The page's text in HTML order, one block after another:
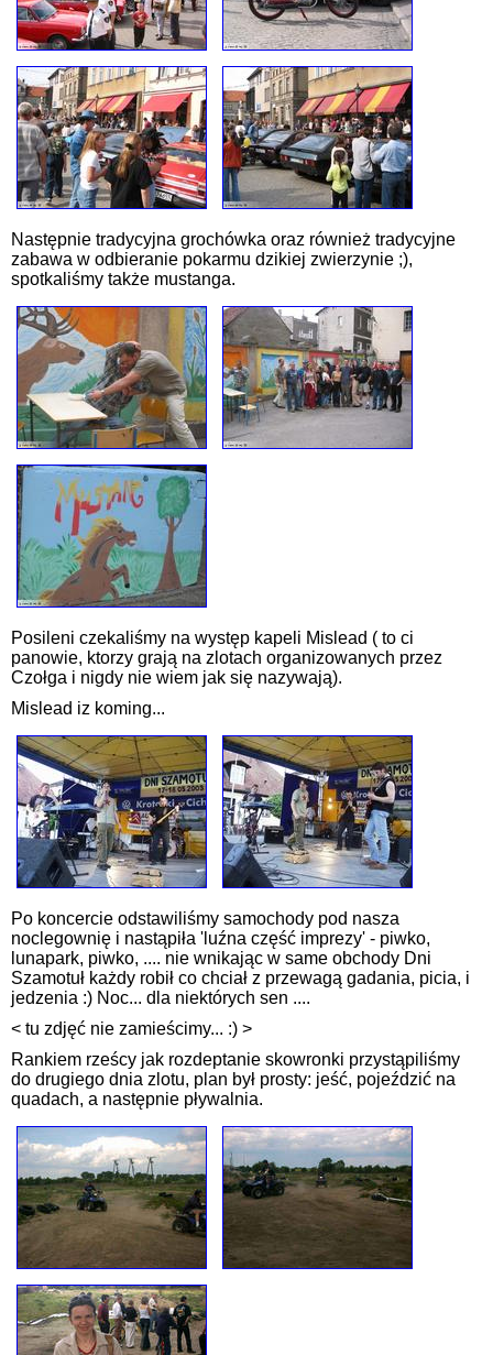
Następnie tradycyjna grochówka oraz również tradycyjne
zabawa w odbieranie pokarmu dzikiej zwierzynie ;),
spotkaliśmy także mustanga.
Posileni czekaliśmy na występ kapeli Mislead ( to ci
panowie, ktorzy grają na zlotach organizowanych przez
Czołga i nigdy nie wiem jak się nazywają).
Mislead iz koming...
Po koncercie odstawiliśmy samochody pod nasza
noclegownię i nastąpiła 'luźna część imprezy' - piwko,
lunapark, piwko, .... nie wnikając w same obchody Dni
Szamotuł każdy robił co chciał z przewagą gadania, picia, i
jedzenia :) Noc... dla niektórych sen ....
< tu zdjęć nie zamieścimy... :) >
Rankiem rześcy jak rozdeptanie skowronki przystąpiliśmy
do drugiego dnia zlotu, plan był prosty: jeść, pojeździć na
quadach, a następnie pływalnia.